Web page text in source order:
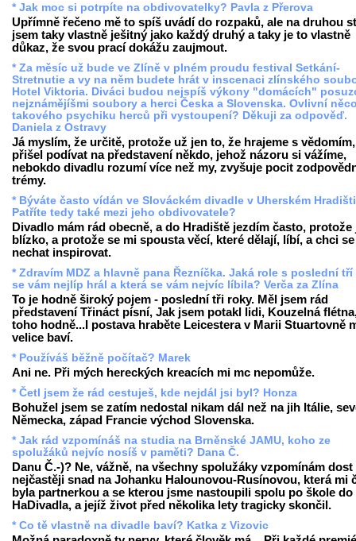
* Jak moc si potrpíte na obdivovatelky? Pavla z Přerova
Upřímně řečeno mě to spíš uvádí do rozpaků, ale na druhou
jsem taky vlastně ješitný jako každý druhý a taky je to vlastně
důkaz, že svou prací dokážu zaujmout.
* Za měsíc už bude ve Zlíně v plném proudu festival Setkání-
Stretnutie a vy na něm budete hrát v inscenaci zlínského
Hotel Viktoria. Diváci budou nejspíš výkony "domácích"
nejznámějíšmi soubory a herci Česka a Slovenska. Ovlivní
takového psychiku herců při vystoupení? Děkuji za odpověď.
Daniela z Ostravy
Já myslím, že určitě, protože už jen to, že hrajeme s
přišel podívat na představení někdo, jehož názoru si vážíme,
nebokdo divadlu rozumí více než my, zvyšuje pocit
trémy.
* Býváte často vídán ve Slováckém divadle v Uherském
Patříte tedy také mezi jeho obdivovatele?
Divadlo mám rád obecně, a do Hradiště jezdím často, protože
blízko, a protože se mi spousta věcí, které dělají, líbí, a chci
nechat inspirovat.
* Zdravím MDZ a hlavně pana Řezníčka. Jaká role s poslední tří
se vám nejlíp hrál a která se vám nejvíc líbila? Verča za Zlína
To je hodně široký pojem - poslední tři roky. Měl jsem rád
představení Třináct písní, Jak jsem potakl lidi, Kouzelná
toho hodně...I postava hraběte Leicestera v Marii Stuartovně
velice baví.
* Používáš běžně počítač? Marek
Ani ne. Při mých hereckých kreacích mi mc nepomůže.
* Četl jsem že rád cestuješ, kde nejdál jsi byl? Honza
Bohužel jsem se zatím nedostal nikam dál než na jih Itálie,
Německa, západ Francie východ Slovenska.
* Jak rád vzpomínáš na studia na Brněnské JAMU, koho ze
spolužáků nejvíc nosíš v paměti? Dana Č.
Danu Č.-)? Ne, vážně, na všechny spolužáky vzpomínám dost
nejčastěji snad na Johanku Halounovou-Rusínovou, která mi
byla partnerkou a se kterou jsme nastoupili spolu po škole do
HaDivadla, a jejíž život před několika lety tragicky skončil.
* Co tě vlastně na divadle baví? Katka z Vizovic